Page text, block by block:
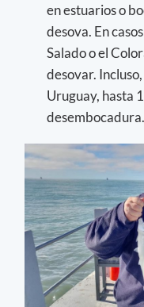
en estuarios o
desova. En
Salado o el
desovar.
Uruguay, hasta
desembocadura.